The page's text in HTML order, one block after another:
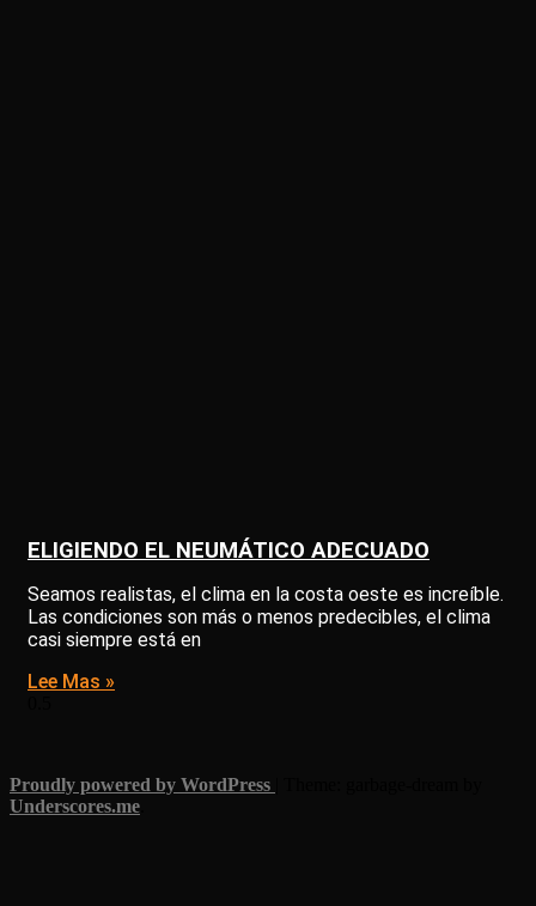
ELIGIENDO EL NEUMÁTICO ADECUADO
Seamos realistas, el clima en la costa oeste es increíble.
Las condiciones son más o menos predecibles, el clima
casi siempre está en
Lee Mas »
Proudly powered by WordPress
Underscores.me